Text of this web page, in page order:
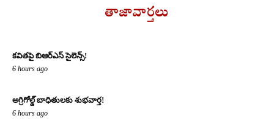
తాజావార్తలు
కవితపై బిఆర్ఎస్ సైలెన్స్!
6 hours ago
అగ్రిగోల్డ్ బాధితులకు శుభవార్త!
6 hours ago